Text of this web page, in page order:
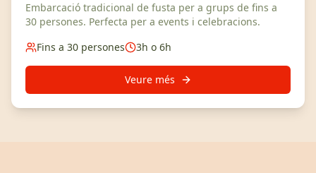
Embarcació tradicional de fusta per a grups de fins a
30 persones. Perfecta per a events i celebracions.
Fins a 30 persones
3h o 6h
Veure més